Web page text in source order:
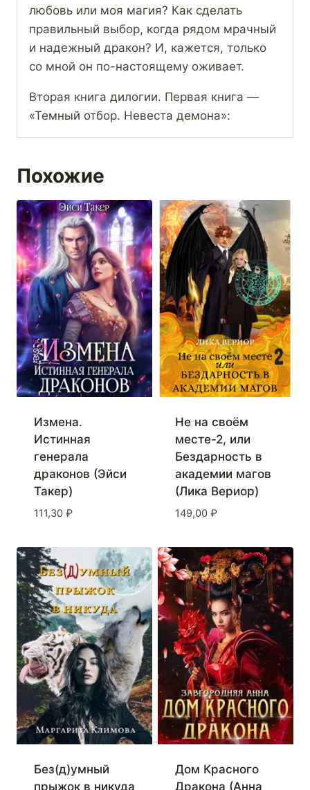
любовь или моя магия? Как сделать
правильный выбор, когда рядом мрачный
и надежный дракон? И, кажется, только
со мной он по-настоящему оживает.
Вторая книга дилогии. Первая книга —
«Темный отбор. Невеста демона»:
Похожие
Измена.
Истинная
генерала
драконов (Эйси
Такер)
111,30 ₽
Не на своём
месте-2, или
Бездарность в
академии магов
(Лика Вериор)
149,00 ₽
Без(д)умный
прыжок в никуда
Дом Красного
Дракона (Анна